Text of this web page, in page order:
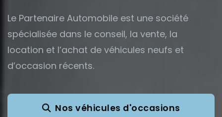
Le Partenaire Automobile est une société
spécialisée dans le conseil, la vente, la
location et l’achat de véhicules neufs et
d’occasion récents.
Nos véhicules d'occasions